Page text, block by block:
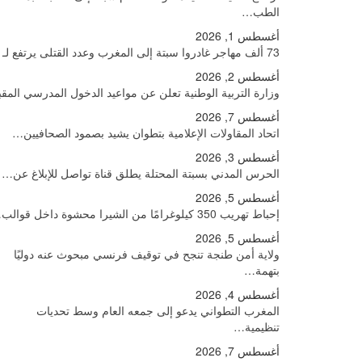
الطب…
أغسطس 1, 2026
73 ألف مهاجر غادروا سبتة إلى المغرب وعدد القتلى يرتفع لـ71
أغسطس 2, 2026
وزارة التربية الوطنية تعلن عن مواعيد الدخول المدرسي
أغسطس 7, 2026
اتحاد المقاولات الإعلامية بتطوان يشيد بصمود الصحافيين…
أغسطس 3, 2026
الحرس المدني بسبتة المحتلة يطلق قناة تواصل للإبلاغ عن…
أغسطس 5, 2026
إحباط تهريب 350 كيلوغرامًا من الشيرا محشوة داخل قوالب…
أغسطس 5, 2026
ولاية أمن طنجة تنجح في توقيف فرنسي مبحوث عنه دوليًا
بتهمة…
أغسطس 4, 2026
المغرب التطواني يدعو إلى جمعه العام وسط تحديات
تنظيمية…
أغسطس 7, 2026